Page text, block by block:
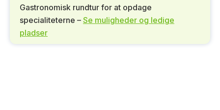
Gastronomisk rundtur for at opdage
specialiteterne – Se muligheder og ledige
pladser